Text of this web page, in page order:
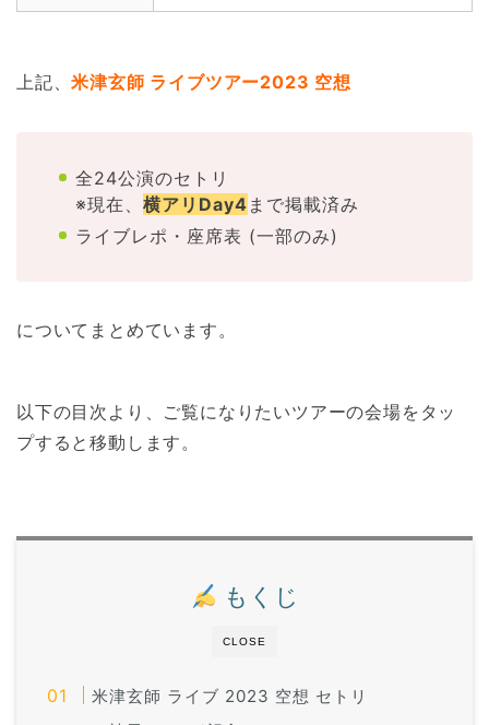
上記、米津玄師 ライブツアー2023 空想
全24公演のセトリ
※現在、 横アリDay4 まで掲載済み
ライブレポ・座席表 (一部のみ)
についてまとめています。
以下の目次より、ご覧になりたいツアーの会場をタッ
プすると移動します。
CLOSE
もくじ
米津玄師 ライブ 2023 空想 セトリ